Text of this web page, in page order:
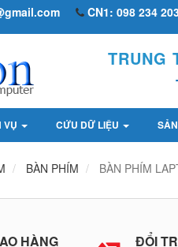
CN1: 098 234
TRUNG
VỤ CỨU DỮ LIỆU
BÀN PHÍM BÀN PHÍM
HÀNG ĐỔI